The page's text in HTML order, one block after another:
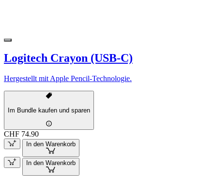
Logitech Crayon (USB-C)
Hergestellt mit Apple Pencil-Technologie.
Im Bundle kaufen und sparen
CHF 74.90
In den Warenkorb
In den Warenkorb